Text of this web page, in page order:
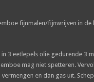
fijnmalen/fijnwrijven in de
3 eetlepels olie gedurende 3
mag niet spetteren.
en dan gas uit.